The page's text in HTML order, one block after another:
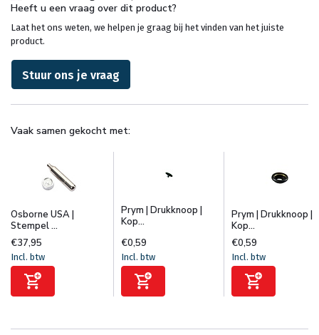
Heeft u een vraag over dit product?
Laat het ons weten, we helpen je graag bij het vinden van het juiste
product.
Stuur ons je vraag
Vaak samen gekocht met:
Osborne USA |
Stempel ...
€37,95
Incl. btw
Prym | Drukknoop |
Kop...
€0,59
Incl. btw
Prym | Drukknoop |
Kop...
€0,59
Incl. btw